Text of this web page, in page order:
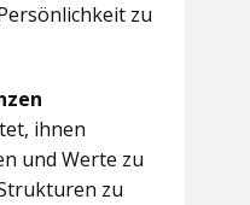
zu
ihnen
und Werte zu
zu